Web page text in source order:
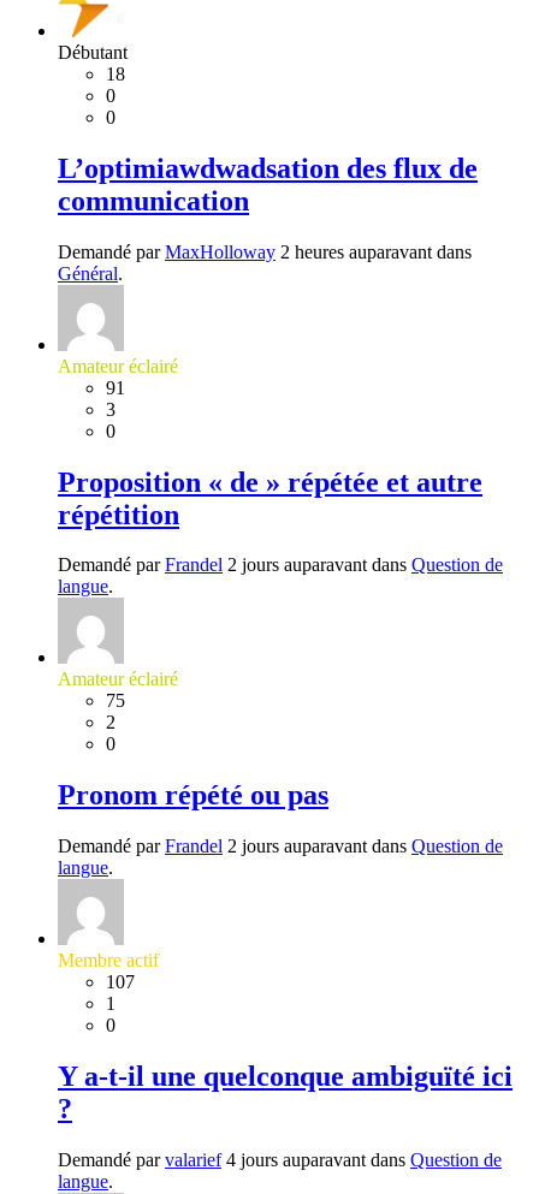
Débutant
18
0
0
L’optimiawdwadsation des flux de
communication
Demandé parMaxHolloway 2 heures auparavant dans
Général.
Amateur éclairé
91
3
0
Proposition « de » répétée et autre
répétition
Demandé parFrandel 2 jours auparavant dans Question de
langue.
Amateur éclairé
75
2
0
Pronom répété ou pas
Demandé parFrandel 2 jours auparavant dans Question de
langue.
Membre actif
107
1
0
Y a-t-il une quelconque ambiguïté ici
?
Demandé parvalarief4 jours auparavant dans Question de
langue.